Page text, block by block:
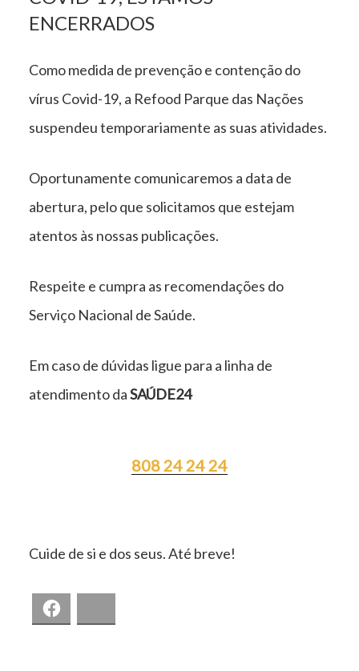
ENCERRADOS
Como medida de prevenção e contenção do
vírus Covid-19, a Refood Parque das Nações
suspendeu temporariamente as suas atividades.
Oportunamente comunicaremos a data de
abertura, pelo que solicitamos que estejam
atentos às nossas publicações.
Respeite e cumpra as recomendações do
Serviço Nacional de Saúde.
Em caso de dúvidas ligue para a linha de
atendimento daSAÚDE24
808 24 24 24
Cuide de si e dos seus. Até breve!